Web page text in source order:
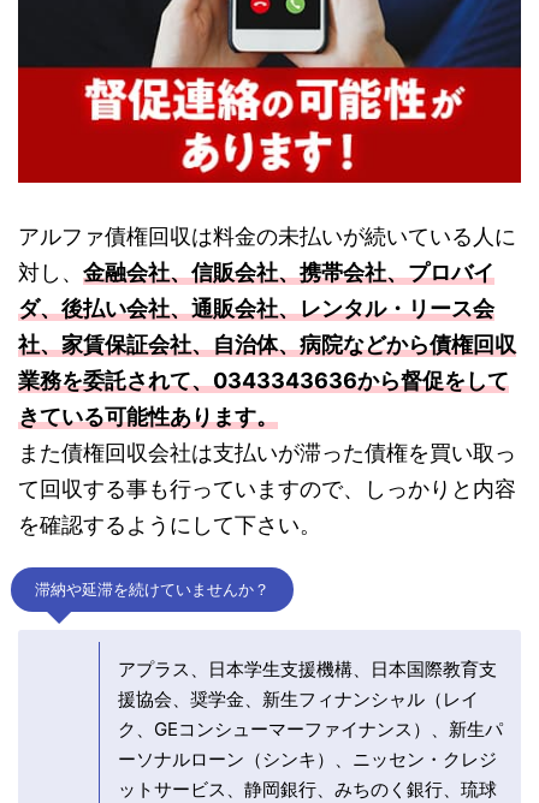
アルファ債権回収は料金の未払いが続いている人に
対し、 金融会社、信販会社、携帯会社、プロバイ
ダ、後払い会社、通販会社、レンタル・リース会
社、家賃保証会社、自治体、病院などから債権回収
業務を委託されて、0343343636から督促をして
きている可能性あります。
また債権回収会社は支払いが滞った債権を買い取っ
て回収する事も行っていますので、しっかりと内容
を確認するようにして下さい。
滞納や延滞を続けていませんか？
アプラス、日本学生支援機構、日本国際教育支
援協会、奨学金、新生フィナンシャル（レイ
ク、GEコンシューマーファイナンス）、新生パ
ーソナルローン（シンキ）、ニッセン・クレジ
ットサービス、静岡銀行、みちのく銀行、琉球